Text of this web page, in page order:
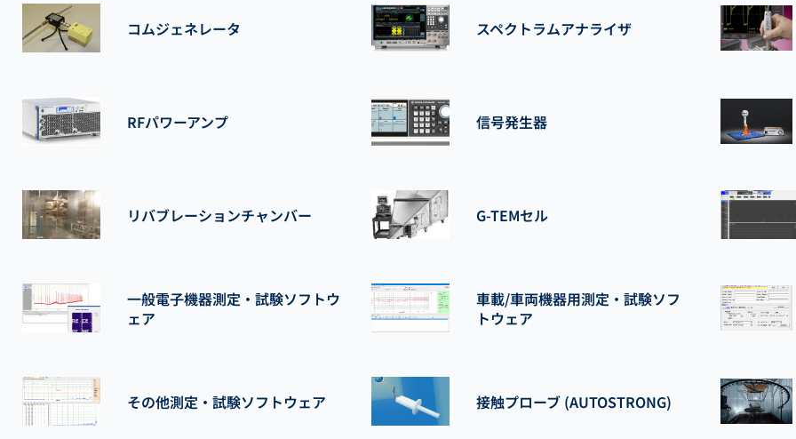
コムジェネレータ スペクトラムアナライザ
RFパワーアンプ 信号発生器
リバブレーションチャンバー G-TEMセル
一般電子機器測定・試験ソフトウ
ェア
車載/車両機器用測定・試験ソフ
トウェア
その他測定・試験ソフトウェア 接触プローブ (AUTOSTRONG)